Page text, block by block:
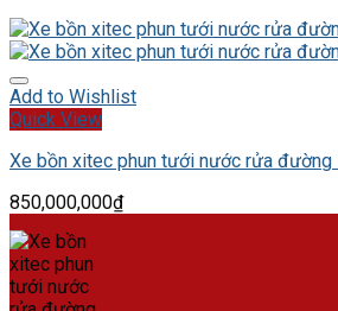
Add to Wishlist
Quick View
Xe bồn xitec phun tưới nước rửa đường
850,000,000₫